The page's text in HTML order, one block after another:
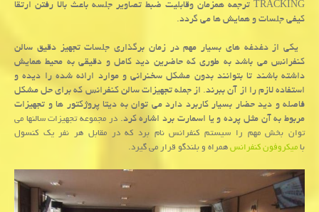
TRACKING ترجمه همزمان وقابلیت ضبط تصاویر جلسه باعث بالا رفتن ارتقا
کیفی جلسات و همایش ها می گردد.
یکی از دغدغه های بسیار مهم در زمان برگذاری جلسات تجهیز دقیق سالن
کنفرانس می باشد به طوری که حاضرین دید کامل و دقیقی به محیط همایش
داشته باشند تا بتوانند بدون مشکل سخنرانی و موارد ارائه شده را دیده و
استفاده لازم را از آن ببرند. از جمله تجهیزات سالن کنفرانس که برای حل مشکل
فاصله و دید حضار بسیار کاربرد دارد می توان به دیتا پروژکتور ها و تجهیزات
مربوط به آن مثل پرده و یا اسمارت برد اشاره کرد. در مجموعه تجهیزات سالنها می
توان بخش مهم را سیستم کنفرانس نام برد که در مقابل هر نفر یک کنسول
بامیکروفون کنفرانس همراه و بلندگو قرار می گیرد.